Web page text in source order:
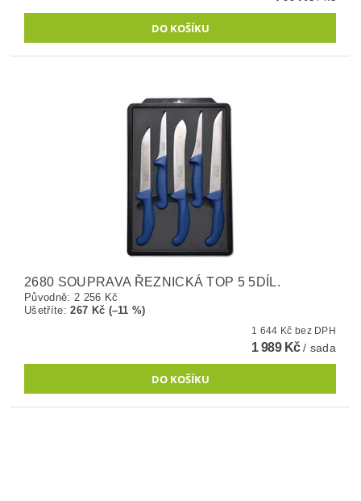
2680 SOUPRAVA ŘEZNICKÁ TOP 5 5DÍL.
Původně: 2 256 Kč
Ušetříte:267 Kč (–11 %)
1 644 Kč bez DPH
1 989 Kč/ sada